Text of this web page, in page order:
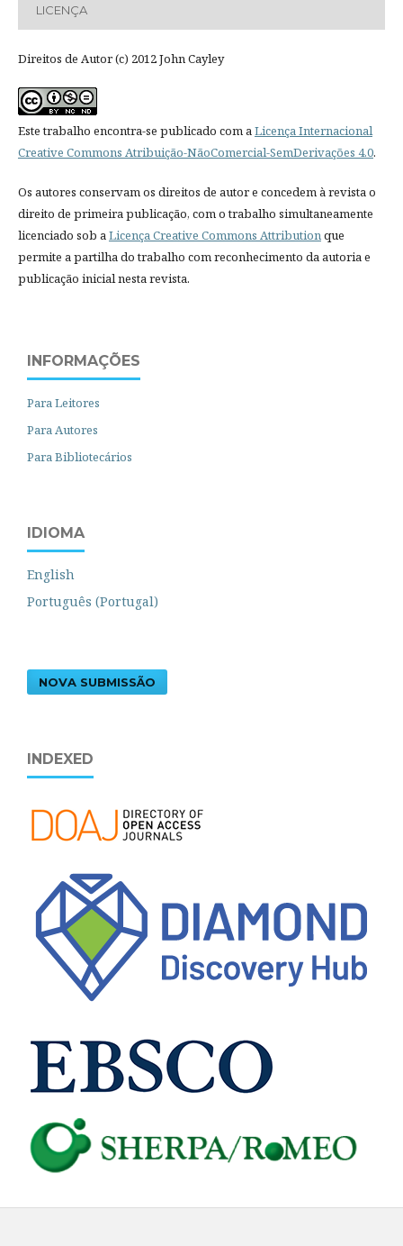
LICENÇA
Direitos de Autor (c) 2012 John Cayley
Este trabalho encontra-se publicado com aLicença Internacional
Creative Commons Atribuição-NãoComercial-SemDerivações 4.0.
Os autores conservam os direitos de autor e concedem à revista o
direito de primeira publicação, com o trabalho simultaneamente
licenciado sob aLicença Creative Commons Attributionque
permite a partilha do trabalho com reconhecimento da autoria e
publicação inicial nesta revista.
INFORMAÇÕES
Para Leitores
Para Autores
Para Bibliotecários
IDIOMA
English
Português (Portugal)
NOVA SUBMISSÃO
INDEXED